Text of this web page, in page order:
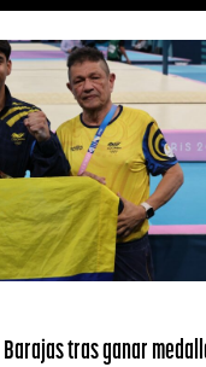
tras ganar